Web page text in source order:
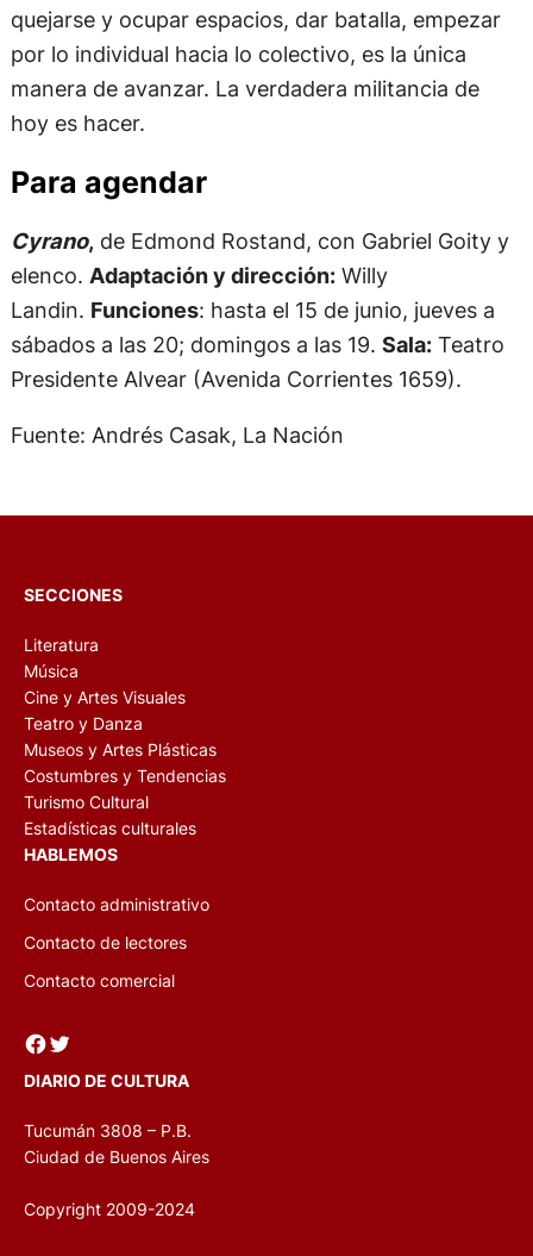
quejarse y ocupar espacios, dar batalla, empezar
por lo individual hacia lo colectivo, es la única
manera de avanzar. La verdadera militancia de
hoy es hacer.
Para agendar
Cyrano, de Edmond Rostand, con Gabriel Goity y
elenco. Adaptación y dirección:Willy
Landin. Funciones: hasta el 15 de junio, jueves a
sábados a las 20; domingos a las 19. Sala:Teatro
Presidente Alvear (Avenida Corrientes 1659).
Fuente: Andrés Casak, La Nación
SECCIONES
Literatura
Música
Cine y Artes Visuales
Teatro y Danza
Museos y Artes Plásticas
Costumbres y Tendencias
Turismo Cultural
Estadísticas culturales
HABLEMOS
Contacto administrativo
Contacto de lectores
Contacto comercial
Facebook Twitter
DIARIO DE CULTURA
Tucumán 3808 – P.B.
Ciudad de Buenos Aires
Copyright 2009-2024